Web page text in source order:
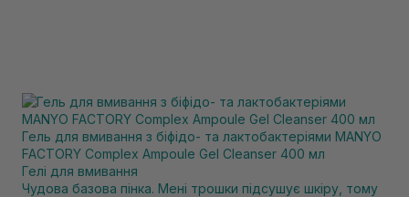
Гель для вмивання з біфідо- та лактобактеріями MANYO
FACTORY Complex Ampoule Gel Cleanser 400 мл
Гелі для вмивання
Чудова базова пінка. Мені трошки підсушує шкіру, тому